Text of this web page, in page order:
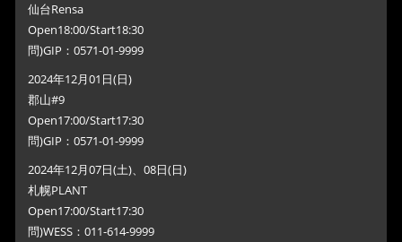
仙台Rensa
Open18:00/Start18:30
問)GIP：0571-01-9999
2024年12月01日(日)
郡山#9
Open17:00/Start17:30
問)GIP：0571-01-9999
2024年12月07日(土)、08日(日)
札幌PLANT
Open17:00/Start17:30
問)WESS：011-614-9999